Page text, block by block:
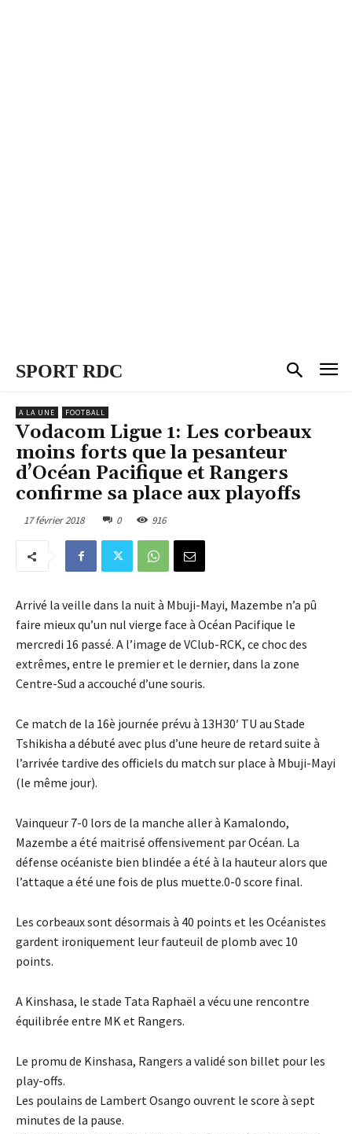
SPORT RDC
A LA UNE FOOTBALL
Vodacom Ligue 1: Les corbeaux
moins forts que la pesanteur
d’Océan Pacifique et Rangers
confirme sa place aux playoffs
17 février 2018 0 916
Arrivé la veille dans la nuit à Mbuji-Mayi, Mazembe n’a pû
faire mieux qu’un nul vierge face à Océan Pacifique le
mercredi 16 passé. A l’image de VClub-RCK, ce choc des
extrêmes, entre le premier et le dernier, dans la zone
Centre-Sud a accouché d’une souris.
Ce match de la 16è journée prévu à 13H30′ TU au Stade
Tshikisha a débuté avec plus d’une heure de retard suite à
l’arrivée tardive des officiels du match sur place à Mbuji-Mayi
(le même jour).
Vainqueur 7-0 lors de la manche aller à Kamalondo,
Mazembe a été maitrisé offensivement par Océan. La
défense océaniste bien blindée a été à la hauteur alors que
l’attaque a été une fois de plus muette.0-0 score final.
Les corbeaux sont désormais à 40 points et les Océanistes
gardent ironiquement leur fauteuil de plomb avec 10
points.
A Kinshasa, le stade Tata Raphaël a vécu une rencontre
équilibrée entre MK et Rangers.
Le promu de Kinshasa, Rangers a validé son billet pour les
play-offs.
Les poulains de Lambert Osango ouvrent le score à sept
minutes de la pause.